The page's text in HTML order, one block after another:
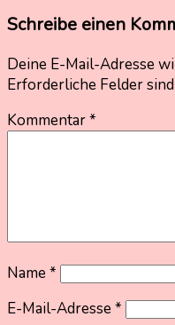
Schreibe einen
Deine E-Mail-Adresse
Erforderliche Felder
Kommentar*
Name*
E-Mail-Adresse*